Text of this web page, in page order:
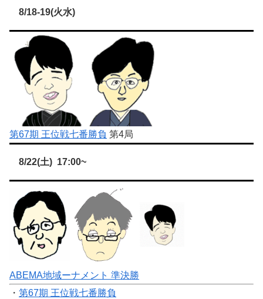
8/18-19(火水)
第67期 王位戦七番勝負 第4局
8/22(土) 17:00~
ABEMA地域ーナメント 準決勝
・ 第67期 王位戦七番勝負